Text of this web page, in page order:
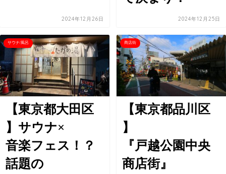
2024年12月26日 2024年12月25日
サウナ/風呂
【東京都大田区
】サウナ×
音楽フェス！？
話題の
商店街
【東京都品川区
】
『戸越公園中央
商店街』